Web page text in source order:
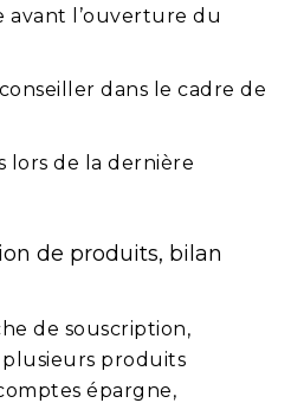
avant l’ouverture du
dans le cadre de
lors de la dernière
de produits, bilan
de souscription,
produits
épargne,